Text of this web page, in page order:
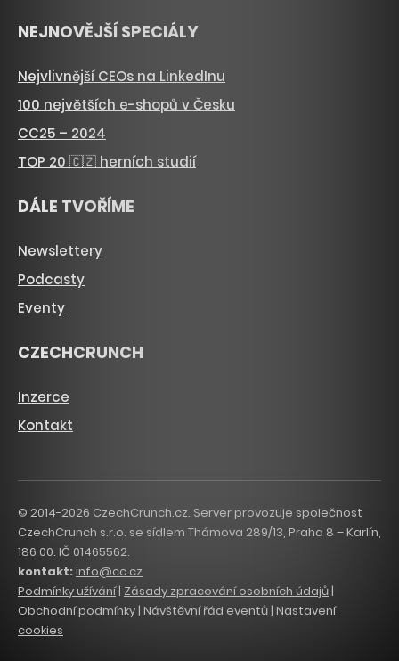
NEJNOVĚJŠÍ SPECIÁLY
Nejvlivnější CEOs na LinkedInu
100 největších e-shopů v Česku
CC25 – 2024
TOP 20 🇨🇿 herních studií
DÁLE TVOŘÍME
Newslettery
Podcasty
Eventy
CZECHCRUNCH
Inzerce
Kontakt
© 2014-2026 CzechCrunch.cz. Server provozuje společnost
CzechCrunch s.r.o. se sídlem Thámova 289/13, Praha 8 – Karlín,
186 00. IČ 01465562.
kontakt:info@cc.cz
Podmínky užívání| Zásady zpracování osobních údajů|
Obchodní podmínky| Návštěvní řád eventů | Nastavení
cookies